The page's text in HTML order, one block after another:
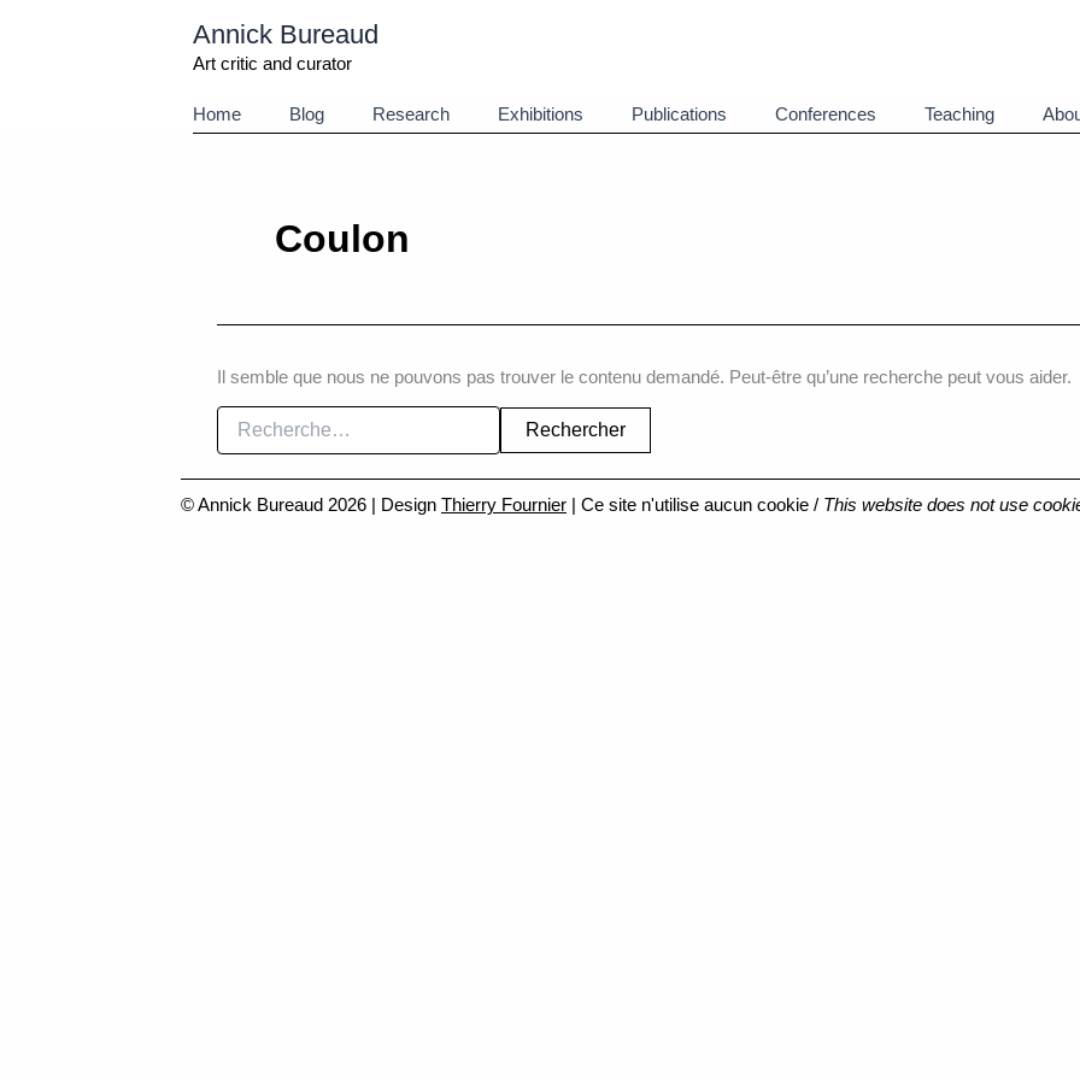
Annick Bureaud
Art critic and curator
Home Blog Research Exhibitions Publications Conferences Teaching
Coulon
Il semble que nous ne pouvons pas trouver le contenu demandé. Peut-être qu’une recherche peut vous aider.
Rechercher :
© Annick Bureaud 2026 | Design Thierry Fournier | Ce site n'utilise aucun cookie / This website does not use